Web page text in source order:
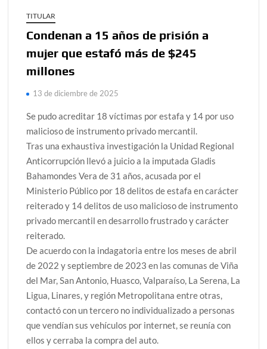
TITULAR
Condenan a 15 años de prisión a
mujer que estafó más de $245
millones
13 de diciembre de 2025
Se pudo acreditar 18 víctimas por estafa y 14 por uso
malicioso de instrumento privado mercantil.
Tras una exhaustiva investigación la Unidad Regional
Anticorrupción llevó a juicio a la imputada Gladis
Bahamondes Vera de 31 años, acusada por el
Ministerio Público por 18 delitos de estafa en carácter
reiterado y 14 delitos de uso malicioso de instrumento
privado mercantil en desarrollo frustrado y carácter
reiterado.
De acuerdo con la indagatoria entre los meses de abril
de 2022 y septiembre de 2023 en las comunas de Viña
del Mar, San Antonio, Huasco, Valparaíso, La Serena, La
Ligua, Linares, y región Metropolitana entre otras,
contactó con un tercero no individualizado a personas
que vendían sus vehículos por internet, se reunía con
ellos y cerraba la compra del auto.